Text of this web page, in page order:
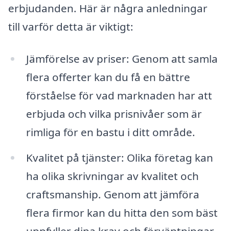
erbjudanden. Här är några anledningar
till varför detta är viktigt:
Jämförelse av priser: Genom att samla
flera offerter kan du få en bättre
förståelse för vad marknaden har att
erbjuda och vilka prisnivåer som är
rimliga för en bastu i ditt område.
Kvalitet på tjänster: Olika företag kan
ha olika skrivningar av kvalitet och
craftsmanship. Genom att jämföra
flera firmor kan du hitta den som bäst